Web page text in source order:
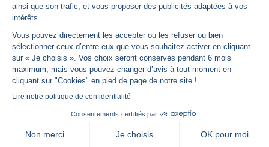
map Carte
Location vacances Amélie les Bains
Location vacances Gréoux les Bains
Location vacances Le Monêtier les Bains
À propos
L'assurance